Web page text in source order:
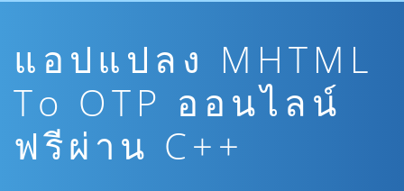
แอปแปลง MHTML
To OTP ออนไลน์
ฟรีผ่าน C++